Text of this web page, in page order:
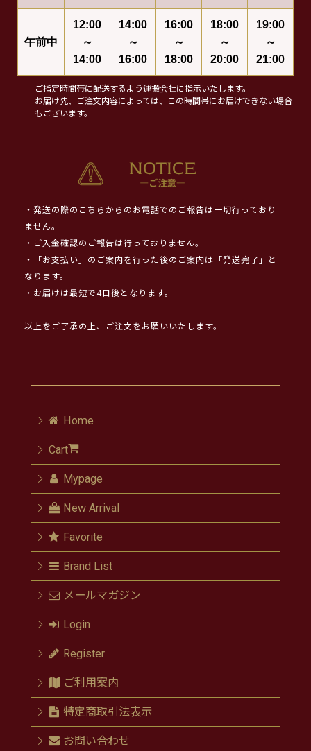
午前中
12:00
～
14:00
14:00
～
16:00
16:00
～
18:00
18:00
～
20:00
19:00
～
21:00
ご指定時間帯に配送するよう運搬会社に指示いたします。
お届け先、ご注文内容によっては、この時間帯にお届けできない場合
もございます。
・発送の際のこちらからのお電話でのご報告は一切行っており
ません。
・ご入金確認のご報告は行っておりません。
・「お支払い」のご案内を行った後のご案内は「発送完了」と
なります。
・お届けは最短で4日後となります。
以上をご了承の上、ご注文をお願いいたします。
Home
Cart
Mypage
New Arrival
Favorite
Brand List
メールマガジン
Login
Register
ご利用案内
特定商取引法表示
お問い合わせ